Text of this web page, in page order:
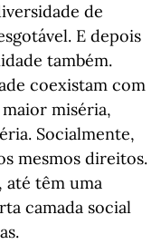
de
E depois
também.
coexistam com
miséria,
Socialmente,
mesmos direitos.
até têm uma
camada social